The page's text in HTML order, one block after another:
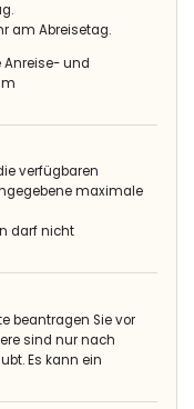
Gegend. Die
das Bild eines
gelegen in
:
:
am Abreisetag.
und
verfügbaren
maximale
darf nicht
beantragen Sie vor
sind nur nach
Es kann ein